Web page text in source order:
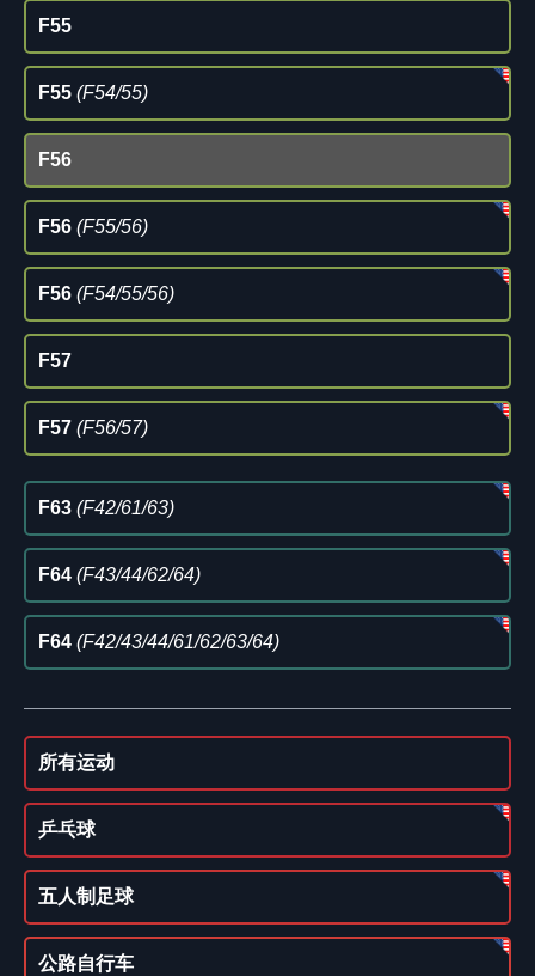
F55
F55 (F54/55)
F56
F56 (F55/56)
F56 (F54/55/56)
F57
F57 (F56/57)
F63 (F42/61/63)
F64 (F43/44/62/64)
F64 (F42/43/44/61/62/63/64)
所有运动
乒乓球
五人制足球
公路自行车